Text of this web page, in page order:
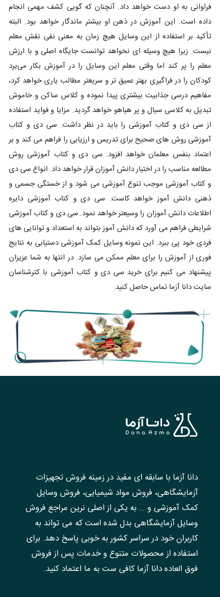
فراوانی به او دست خواهد داد. آنچنان ‌که گویی کشف مهمی انجام
داده است. این آموزش در ذهن او بیشتر ماندگار خواهد بود. البته
تأکید بر استفاده از این وسایل هیچ زمان به معنی نفی نقش معلم
نیست. زیرا هیچ وسیله ‌ای نخواهد توانست جایگاه اصلی و با ارزش
معلم را پر کند اما وقتی معلم این وسایل را در آموزش بکار می‌برد
کودکان را در فراگیری بهتر عمیق ‌تر و سریعتر مطالب یاری خواهد کرد،
مفاهیم درسی جذابیت بیشتری پیدا نموده و کلاس ساکن و خاموش
تبدیل به کلاسی سیال و پر هیاهو خواهد گردید. مزایا و فواید استفاده
از سی دی و کتاب آموزشی را باید در نظر داشت. سی دی و کتاب
آموزشی روش های صحیح برای تدریس و ارزیابی را فراهم می ‌کند و بر
اعتماد بنفس معلمان خواهد افزود. سی دی و کتاب آموزشی روش
مطالعه مناسب را در اختیار دانش آموزان قرار خواهد داد. انواع سی دی
و کتاب آموزشی موجب تنوع آموزشی می شود و از خستگی جسمی و
ذهنی دانش آموز خواهد کاست. سی دی و کتاب آموزشی دایره
اطلاعات دانش آموزان را وسیعتر خواهد نمود. سی دی و کتاب آموزشی
شرایطی فراهم می ‌آورد که دانش آموز بتواند به استعداد و توانایی های
فردی خود پی ببرد. این نمونه وسایل کمک آموزشی دستیابی به نتایج
فوری از آموزش را برای معلم ممکن می ‌سازد. در انتها به شما عزیزان
پیشنهاد می کنیم برای خرید سی دی و کتاب آموزشی با کترشناسان
سایت دانا آزما تماس حاصل کنید.
دانا آزما با سابقه ای مفید در زمینه فروش تجهیزات
آزمایشگاهی، فروش مواد شیمیایی، فروش وسایل
کمک آموزشی و ... به یکی از اصلی نرین مراجع فروش
وسایل آزمایشگاهی بدل شده است که می تواند به
کاربران خود در سراسر کشور به خوبی پاسخ دهد. برای
استفاده از محصولات متنوع و خدمات پس از فروش
فوق العاده دانا آزما کافی ست به ما اعتماد کنید.